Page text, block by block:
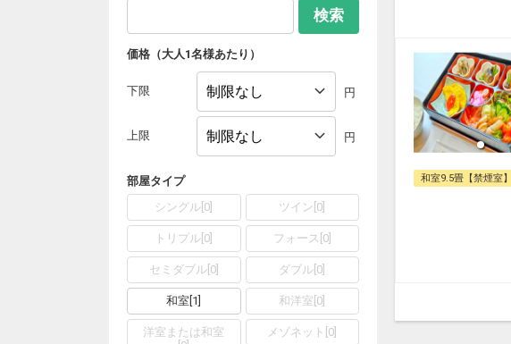
検索
価格（大人1名様あたり）
下限 円
上限 円
部屋タイプ
シングル 0 ツイン 0
トリプル 0 フォース 0]
セミダブル[ 0] ダブル 0
和室 1 和洋室 0
洋室または和室
メゾネット 0
和室9.5畳【禁煙室】